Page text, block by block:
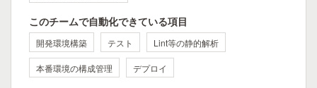
このチームで自動化できている項目
開発環境構築 テスト Lint等の静的解析
本番環境の構成管理 デプロイ